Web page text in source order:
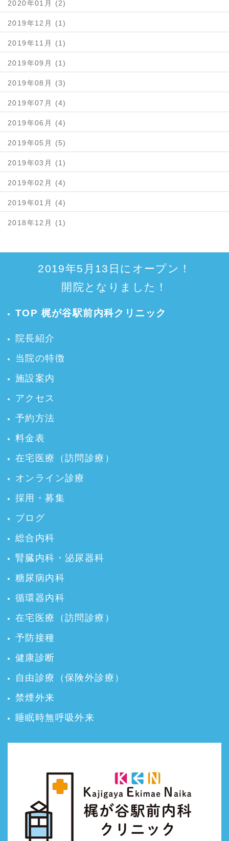
2020年01月 (2)
2019年12月 (1)
2019年11月 (1)
2019年09月 (1)
2019年08月 (3)
2019年07月 (4)
2019年06月 (4)
2019年05月 (5)
2019年03月 (1)
2019年02月 (4)
2019年01月 (4)
2018年12月 (1)
2019年5月13日にオープン！
開院となりました！
TOP 梶が谷駅前内科クリニック
院長紹介
当院の特徴
施設案内
アクセス
予約方法
料金表
在宅医療（訪問診療）
オンライン診療
採用・募集
ブログ
総合内科
腎臓内科・泌尿器科
糖尿病内科
循環器内科
在宅医療（訪問診療）
予防接種
健康診断
自由診療（保険外診療）
禁煙外来
睡眠時無呼吸外来